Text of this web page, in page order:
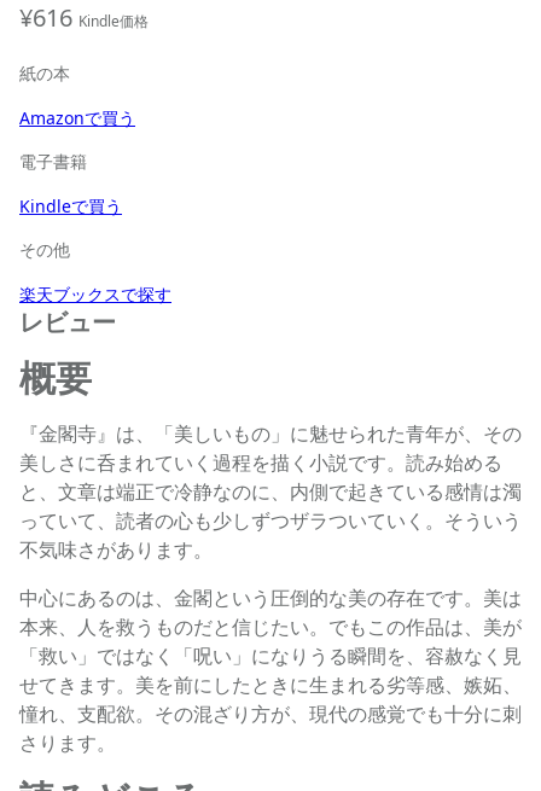
¥616 Kindle価格
紙の本
Amazonで買う
電子書籍
Kindleで買う
その他
楽天ブックスで探す
レビュー
概要
『金閣寺』は、「美しいもの」に魅せられた青年が、その
美しさに呑まれていく過程を描く小説です。読み始める
と、文章は端正で冷静なのに、内側で起きている感情は濁
っていて、読者の心も少しずつザラついていく。そういう
不気味さがあります。
中心にあるのは、金閣という圧倒的な美の存在です。美は
本来、人を救うものだと信じたい。でもこの作品は、美が
「救い」ではなく「呪い」になりうる瞬間を、容赦なく見
せてきます。美を前にしたときに生まれる劣等感、嫉妬、
憧れ、支配欲。その混ざり方が、現代の感覚でも十分に刺
さります。